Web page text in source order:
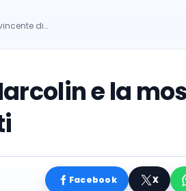
di…
e la
Facebook X